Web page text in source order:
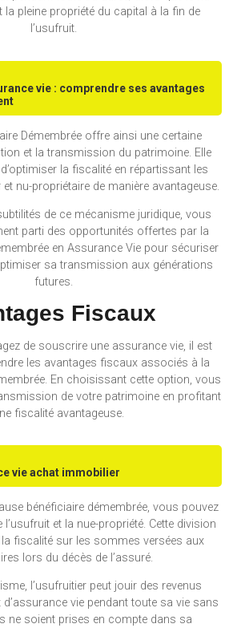
la pleine propriété du capital à la fin de
l’usufruit.
vie : comprendre ses avantages
Démembrée offre ainsi une certaine
et la transmission du patrimoine. Elle
la fiscalité en répartissant les
nu-propriétaire de manière avantageuse.
de ce mécanisme juridique, vous
parti des opportunités offertes par la
en Assurance Vie pour sécuriser
sa transmission aux générations
futures.
Fiscaux
de souscrire une assurance vie, il est
les avantages fiscaux associés à la
En choisissant cette option, vous
de votre patrimoine en profitant
fiscalité avantageuse.
vie achat immobilier
bénéficiaire démembrée, vous pouvez
et la nue-propriété. Cette division
la fiscalité sur les sommes versées aux
lors du décès de l’assuré.
l’usufruitier peut jouir des revenus
vie pendant toute sa vie sans
ne soient prises en compte dans sa